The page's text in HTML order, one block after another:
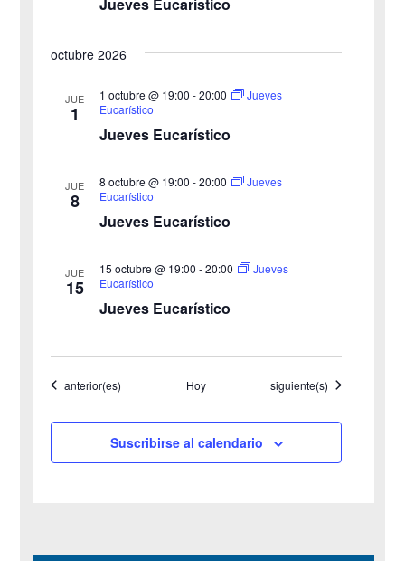
y
v
e
v
e
octubre 2026
JUE
1
Jueves Eucarístico
1 octubre @ 19:00 -20:00
Jueves
Eucarístico
JUE
8
Jueves Eucarístico
8 octubre @ 19:00 -20:00
Jueves
Eucarístico
JUE
15
Jueves Eucarístico
15 octubre @ 19:00 -20:00
Jueves
Eucarístico
Eventos
anterior(es) Hoy Eventos
siguiente(s)
Suscribirse al calendario